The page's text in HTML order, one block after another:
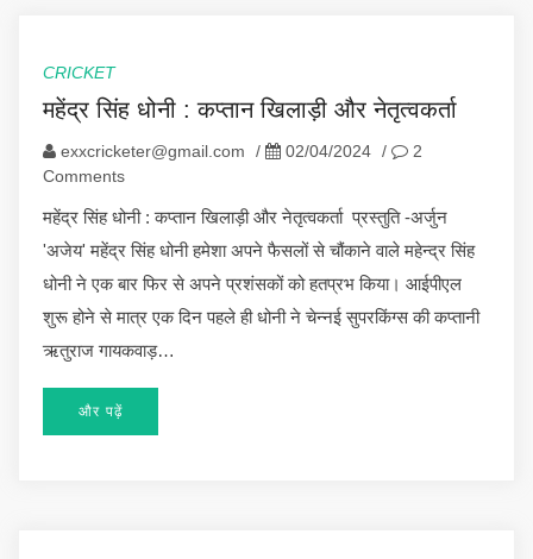
CRICKET
महेंद्र सिंह धोनी : कप्तान खिलाड़ी और नेतृत्वकर्ता
exxcricketer@gmail.com / 02/04/2024 /
2
Comments
महेंद्र सिंह धोनी : कप्तान खिलाड़ी और नेतृत्वकर्ता प्रस्तुति -अर्जुन
'अजेय' महेंद्र सिंह धोनी हमेशा अपने फैसलों से चौंकाने वाले महेन्द्र सिंह
धोनी ने एक बार फिर से अपने प्रशंसकों को हतप्रभ किया। आईपीएल
शुरू होने से मात्र एक दिन पहले ही धोनी ने चेन्नई सुपरकिंग्स की कप्तानी
ऋतुराज गायकवाड़…
और पढ़ें